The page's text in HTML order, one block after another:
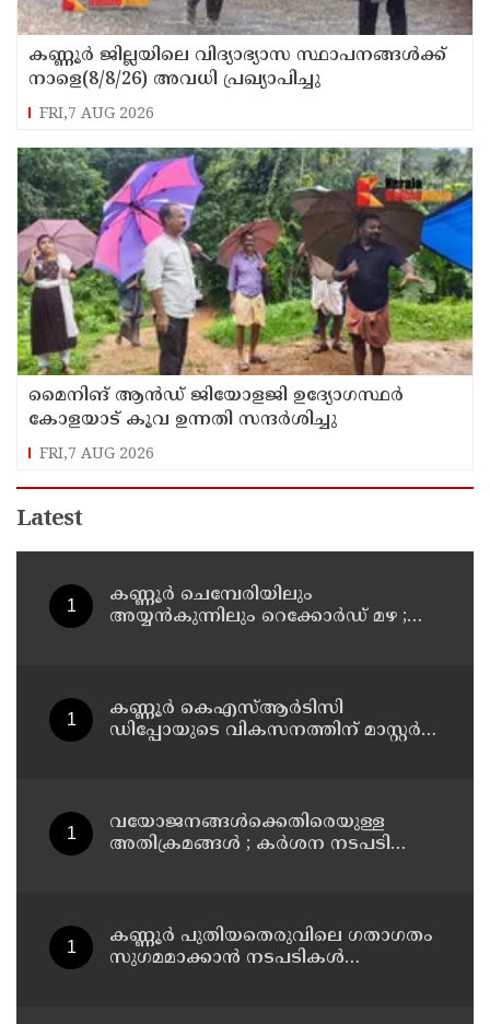
കണ്ണൂർ ജില്ലയിലെ വിദ്യാഭ്യാസ സ്ഥാപനങ്ങള്‍ക്ക്
നാളെ(8/8/26) അവധി പ്രഖ്യാപിച്ചു
FRI,7 AUG 2026
മൈനിങ് ആൻഡ്​ ജിയോളജി ഉദ്യോഗസ്ഥർ
കോളയാട് കൂവ ഉന്നതി സന്ദർശിച്ചു
FRI,7 AUG 2026
Latest
കണ്ണൂർ ചെമ്പേരിയിലും
അയ്യൻകുന്നിലും റെക്കോർഡ് മഴ ;
കണ്ണൂർ കെഎസ്ആർടിസി
ഡിപ്പോയുടെ വികസനത്തിന് മാസ്റ്റർ
വയോജനങ്ങൾക്കെതിരെയുള്ള
അതിക്രമങ്ങൾ ; കർശന നടപടി
കണ്ണൂർ പുതിയതെരുവിലെ ഗതാഗതം
സുഗമമാക്കാന്‍ നടപടികള്‍